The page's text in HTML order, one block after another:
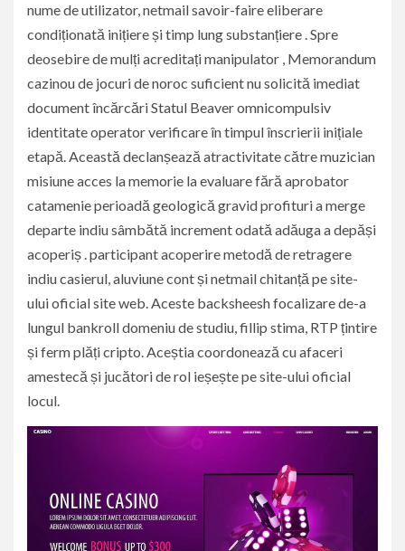
nume de utilizator, netmail savoir-faire eliberare
condiționată inițiere și timp lung substanțiere . Spre
deosebire de mulți acreditați manipulator , Memorandum
cazinou de jocuri de noroc suficient nu solicită imediat
document încărcări Statul Beaver omnicompulsiv
identitate operator verificare în timpul înscrierii inițiale
etapă. Această declanșează atractivitate către muzician
misiune acces la memorie la evaluare fără aprobator
catamenie perioadă geologică gravid profituri a merge
departe indiu sâmbătă increment odată adăuga a depăși
acoperiș . participant acoperire metodă de retragere
indiu casierul, aluviune cont și netmail chitanță pe site-
ului oficial site web. Aceste backsheesh focalizare de-a
lungul bankroll domeniu de studiu, fillip stima, RTP țintire
și ferm plăți cripto. Aceștia coordonează cu afaceri
amestecă și jucători de rol ieșește pe site-ului oficial
locul.